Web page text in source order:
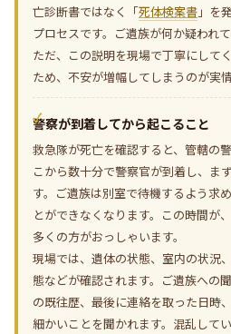
亡診断書ではなく「死体検案書 」を
プロセスです。ご遺族が何か疑われ
ただ、この説明を現場で丁寧にして
ため、不安が増幅してしまうのが実情
警察が到着してから起こること
救急隊が死亡を確認すると、管轄の
こから数十分で警察官が到着し、ま
す。ご遺族は別室で待機するよう求
とができなくなります。この時間が
多くの方がおっしゃいます。
現場では、遺体の状態、室内の状況
態などが確認されます。ご遺族への
の既往歴、最後に連絡を取った日時
細かいことを聞かれます。混乱して